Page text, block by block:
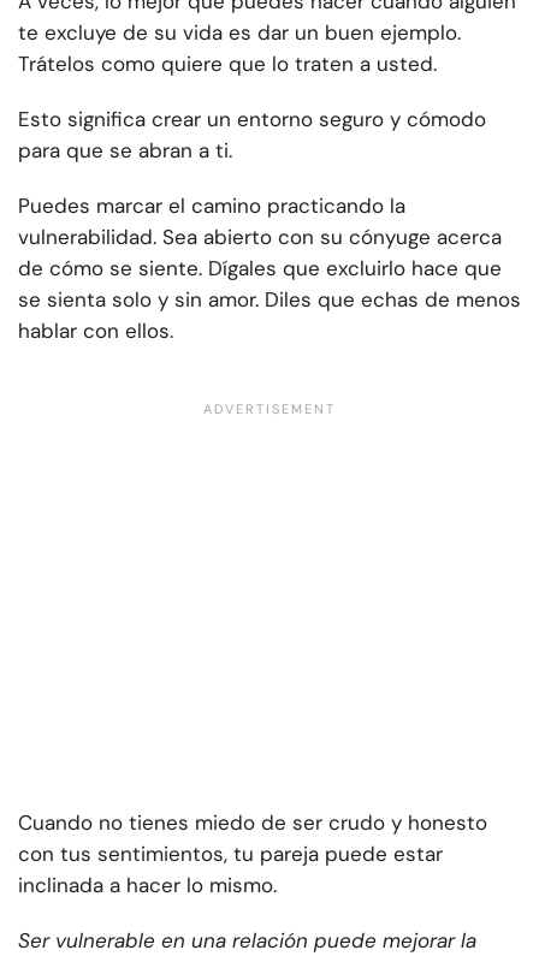
te excluye de su vida es dar un buen ejemplo.
Trátelos como quiere que lo traten a usted.
Esto significa crear un entorno seguro y cómodo
para que se abran a ti.
Puedes marcar el camino practicando la
vulnerabilidad. Sea abierto con su cónyuge acerca
de cómo se siente. Dígales que excluirlo hace que
se sienta solo y sin amor. Diles que echas de menos
hablar con ellos.
Cuando no tienes miedo de ser crudo y honesto
con tus sentimientos, tu pareja puede estar
inclinada a hacer lo mismo.
Ser vulnerable en una relación puede mejorar la